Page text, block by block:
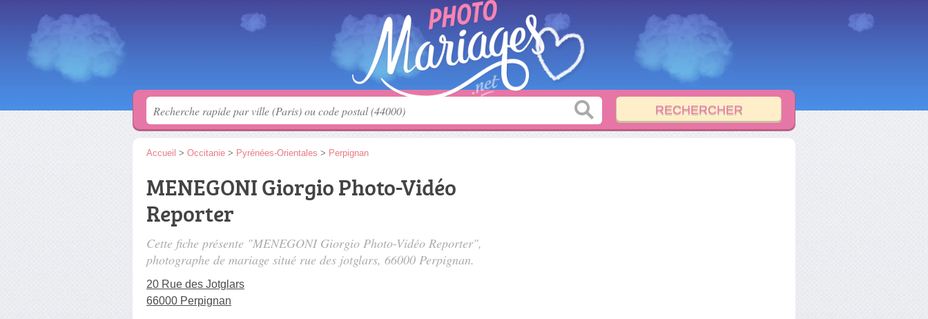
Accueil > Occitanie > Pyrénées-Orientales > Perpignan
MENEGONI Giorgio Photo-Vidéo
Reporter
Cette fiche présente "MENEGONI Giorgio Photo-Vidéo Reporter",
photographe de mariage situé rue des jotglars, 66000 Perpignan.
20 Rue des Jotglars
66000 Perpignan